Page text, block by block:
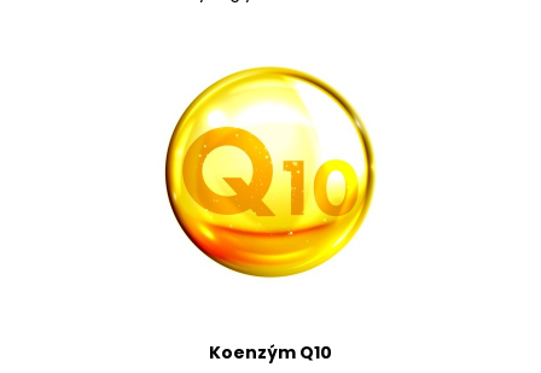
Koenzým Q10